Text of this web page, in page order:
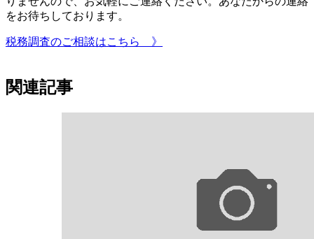
をお待ちしております。
税務調査のご相談はこちら 》
関連記事